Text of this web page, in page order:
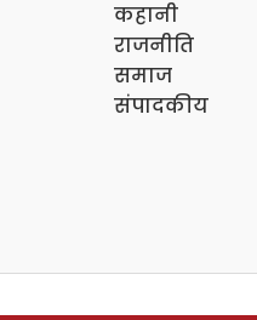
कहानी
राजनीति
समाज
संपादकीय